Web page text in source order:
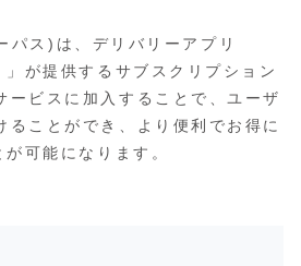
ス)は、デリバリーアプリ
」が提供するサブスクリプション
ービスに加入することで、ユーザ
ることができ、より便利でお得に
可能になります。